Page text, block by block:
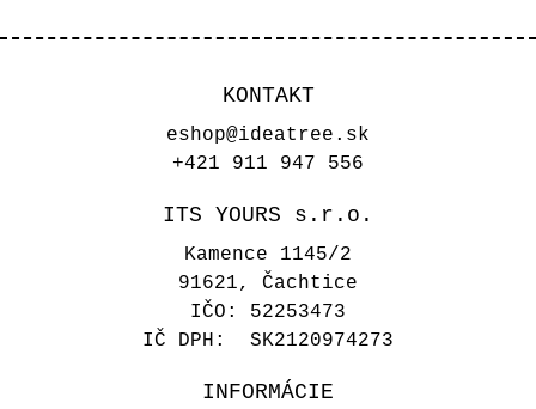
KONTAKT
eshop@ideatree.sk
+421 911 947 556
ITS YOURS s.r.o.
Kamence 1145/2
91621, Čachtice
IČO: 52253473
IČ DPH: SK2120974273
INFORMÁCIE